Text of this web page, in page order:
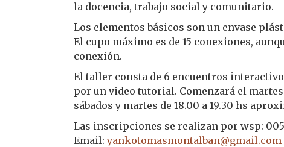
la docencia, trabajo social y comunitario.
Los elementos básicos son un envase
El cupo máximo es de 15 conexiones,
conexión.
El taller consta de 6 encuentros
por un video tutorial. Comenzará el
sábados y martes de 18.00 a 19.30 hs
Las inscripciones se realizan por wsp:
Email:yankotomasmontalban@gmail.com